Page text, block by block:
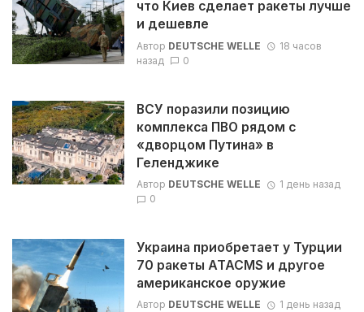
что Киев сделает ракеты лучше
и дешевле
Автор DEUTSCHE WELLE
18 часов
назад
0
ВСУ поразили позицию
комплекса ПВО рядом с
«дворцом Путина» в
Геленджике
Автор DEUTSCHE WELLE
1 день назад
0
Украина приобретает у Турции
70 ракеты ATACMS и другое
американское оружие
Автор DEUTSCHE WELLE
1 день назад